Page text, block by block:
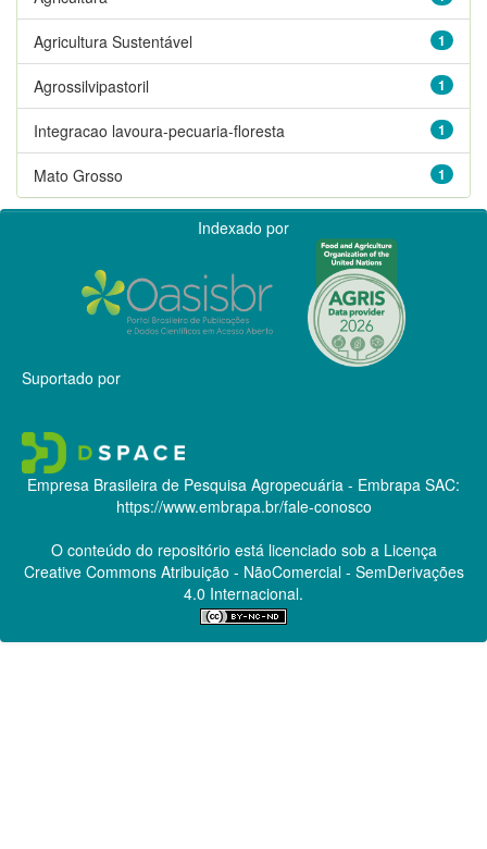
1
Agricultura Sustentável
1
Agrossilvipastoril
1
Integracao lavoura-pecuaria-floresta
1
Mato Grosso
Indexado por
Suportado por
Empresa Brasileira de Pesquisa Agropecuária - Embrapa SAC:
https://www.embrapa.br/fale-conosco
O conteúdo do repositório está licenciado sob a Licença
Creative CommonsAtribuição - NãoComercial - SemDerivações
4.0 Internacional.